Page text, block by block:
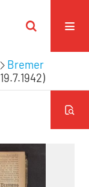
Bremer